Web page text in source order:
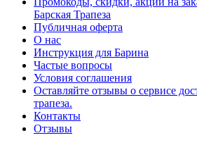
Барская Трапеза
Публичная оферта
О нас
Инструкция для Барина
Частые вопросы
Условия соглашения
Оставляйте отзывы о сервисе
трапеза.
Контакты
Отзывы